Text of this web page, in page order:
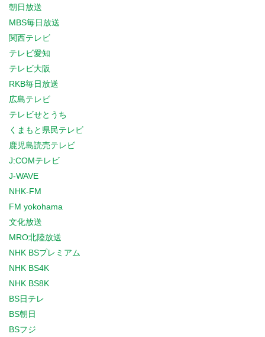
朝日放送
MBS毎日放送
関西テレビ
テレビ愛知
テレビ大阪
RKB毎日放送
広島テレビ
テレビせとうち
くまもと県民テレビ
鹿児島読売テレビ
J:COMテレビ
J-WAVE
NHK-FM
FM yokohama
文化放送
MRO北陸放送
NHK BSプレミアム
NHK BS4K
NHK BS8K
BS日テレ
BS朝日
BSフジ